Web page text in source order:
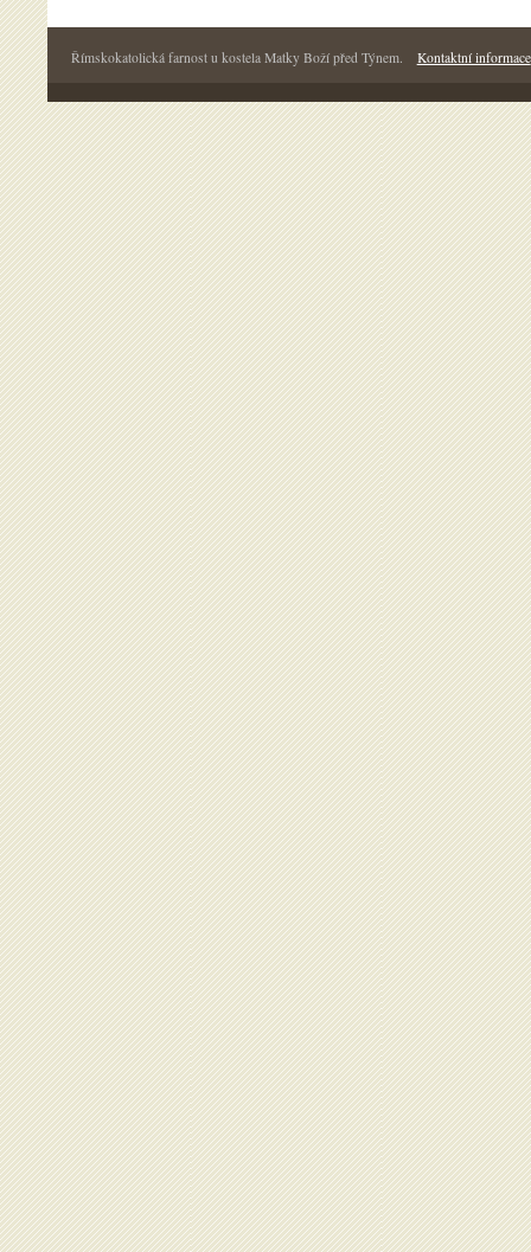
Římskokatolická farnost u kostela Matky Boží před Týnem. Kontaktní informace